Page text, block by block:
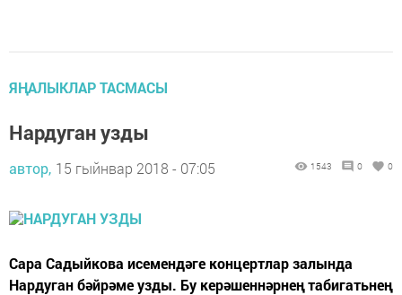
ЯҢАЛЫКЛАР ТАСМАСЫ
Нардуган узды
автор, 15 гыйнвар 2018 - 07:05 1543 0 0
Сара Садыйкова исемендәге концертлар залында
Нардуган бәйрәме узды. Бу керәшеннәрнең табигатьнең